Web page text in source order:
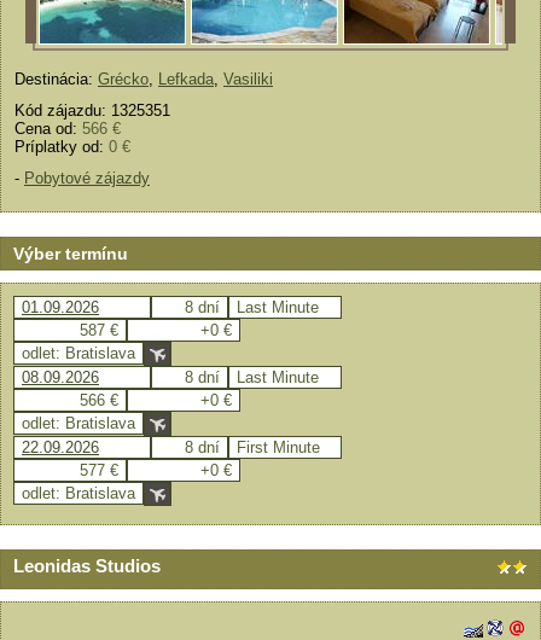
Destinácia: Grécko, Lefkada, Vasiliki
Kód zájazdu: 1325351
Cena od: 566 €
Príplatky od: 0 €
- Pobytové zájazdy
Výber termínu
01.09.2026 8 dní
Last Minute
587 €
+0 €
odlet: Bratislava
08.09.2026
8 dní
Last Minute
566 €
+0 €
odlet: Bratislava
22.09.2026
8 dní
First Minute
577 €
+0 €
odlet: Bratislava
Leonidas Studios